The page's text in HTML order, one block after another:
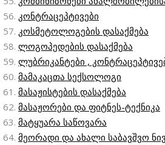
კონტრაცეპტივები
კოსმეტოლოგების დასაქმება
ლოგოპედების დასაქმება
ლუბრიკანტები ,
მამაკაცთა სექსოლოგი
მასაჟისტების დასაქმება
მასაჟორები და ფიტნეს-ტექნიკა
მატყუარა საწოვარა
მეორადი და ახალი საბავშვო